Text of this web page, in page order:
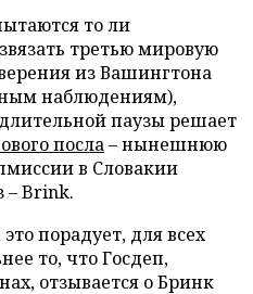
то ли
третью мировую
из Вашингтона
наблюдениям),
паузы решает
посла– нынешнюю
в Словакии
– Brink.
порадует, для всех
то, что Госдеп,
отзывается о Бринк